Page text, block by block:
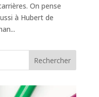
On pense
à Hubert de
Rechercher